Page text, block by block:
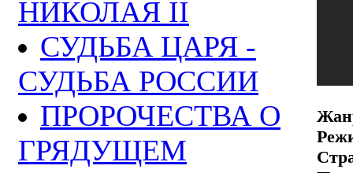
НИКОЛАЯ II
СУДЬБА ЦАРЯ -
СУДЬБА РОССИИ
ПРОРОЧЕСТВА О
ГРЯДУЩЕМ